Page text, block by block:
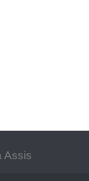
Assis